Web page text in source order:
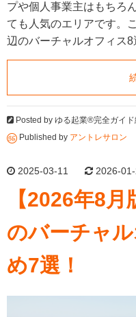
プや個人事業主はもちろ
ても人気のエリアです。
辺のバーチャルオフィス
Posted by ゆる起業®完全ガイ
Published by アントレサロン
2025-03-11 2026-
【2026年8
のバーチャ
め7選！